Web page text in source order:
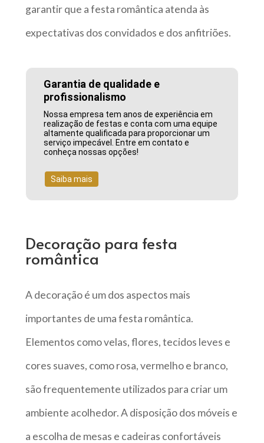
garantir que a festa romântica atenda às
expectativas dos convidados e dos anfitriões.
Garantia de qualidade e
profissionalismo
Nossa empresa tem anos de experiência em
realização de festas e conta com uma equipe
altamente qualificada para proporcionar um
serviço impecável. Entre em contato e
conheça nossas opções!
Saiba mais
Decoração para festa
romântica
A decoração é um dos aspectos mais
importantes de uma festa romântica.
Elementos como velas, flores, tecidos leves e
cores suaves, como rosa, vermelho e branco,
são frequentemente utilizados para criar um
ambiente acolhedor. A disposição dos móveis e
a escolha de mesas e cadeiras confortáveis